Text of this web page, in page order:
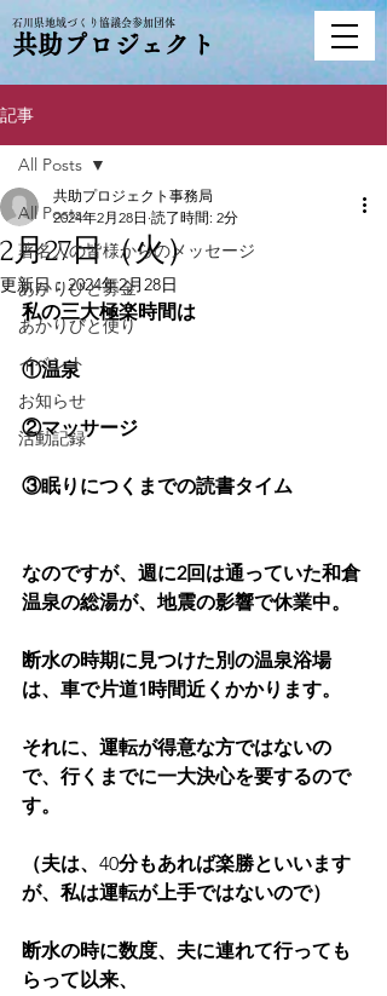
石川県地域づくり協議会参加団体
共助プロジェクト
記事
All Posts
著名人の皆様からのメッセージ
あかりびと募金
あかりびと便り
イベント
お知らせ
活動記録
All Posts
2月27日（火）
共助プロジェクト事務局
2024年2月28日 読了時間: 2分
更新日：2024年2月28日
私の三大極楽時間は
①温泉
②マッサージ
③眠りにつくまでの読書タイム
なのですが、週に2回は通っていた和倉
温泉の総湯が、地震の影響で休業中。
断水の時期に見つけた別の温泉浴場
は、車で片道1時間近くかかります。
それに、運転が得意な方ではないの
で、行くまでに一大決心を要するので
す。
（夫は、 40分もあれば楽勝といいます
が、私は運転が上手ではないので）
断水の時に数度、夫に連れて行っても
らって以来、